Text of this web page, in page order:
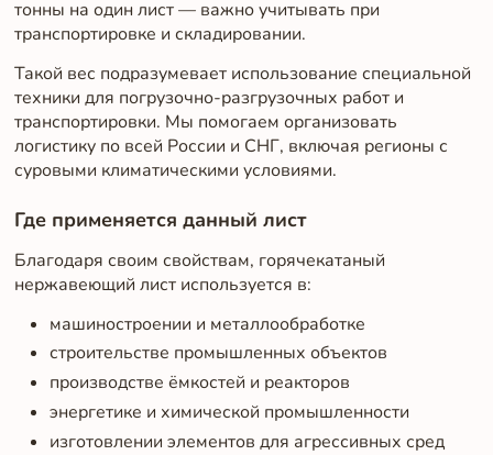
тонны на один лист — важно учитывать при
транспортировке и складировании.
Такой вес подразумевает использование специальной
техники для погрузочно-разгрузочных работ и
транспортировки. Мы помогаем организовать
логистику по всей России и СНГ, включая регионы с
суровыми климатическими условиями.
Где применяется данный лист
Благодаря своим свойствам, горячекатаный
нержавеющий лист используется в:
машиностроении и металлообработке
строительстве промышленных объектов
производстве ёмкостей и реакторов
энергетике и химической промышленности
изготовлении элементов для агрессивных сред